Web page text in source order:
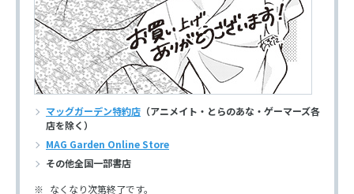
マッグガーデン特約店 （アニメイト・とらのあな・ゲーマーズ各
店を除く）
MAG Garden Online Store
その他全国一部書店
なくなり次第終了です。